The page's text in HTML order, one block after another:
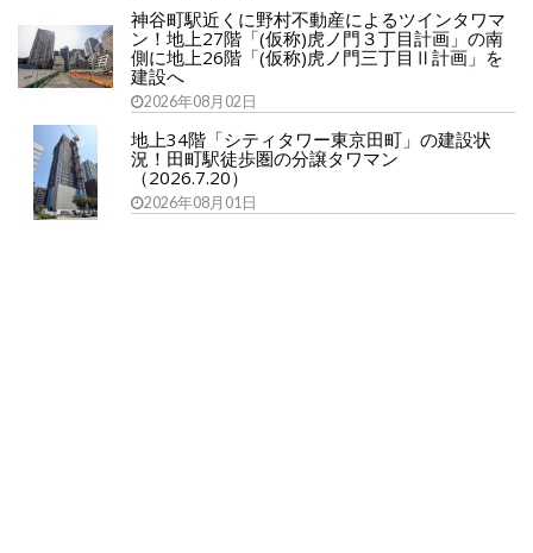
神谷町駅近くに野村不動産によるツインタワマ
ン！地上27階「(仮称)虎ノ門３丁目計画」の南
側に地上26階「(仮称)虎ノ門三丁目Ⅱ計画」を
建設へ
2026年08月02日
地上34階「シティタワー東京田町」の建設状
況！田町駅徒歩圏の分譲タワマン
（2026.7.20）
2026年08月01日